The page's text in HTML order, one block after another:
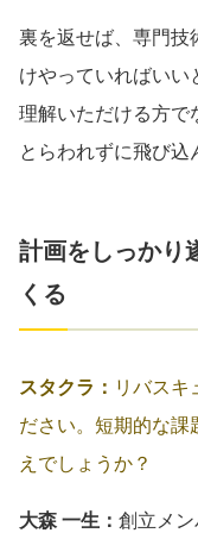
裏を返せば、専門技
けやっていればいい
理解いただける方で
とらわれずに飛び込
計画をしっかり
くる
スタクラ： リバスキ
ださい。短期的な課
えでしょうか？
大森 一生： 創立メ